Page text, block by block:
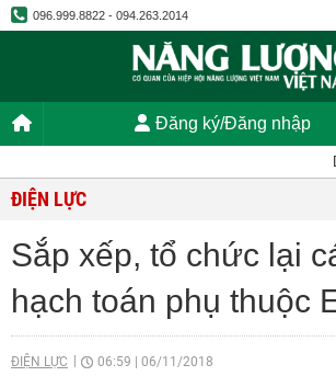
096.999.8822 - 094.263.2014
Đăng ký/Đăng nhập
ĐIỆN LỰC
Sắp xếp, tổ chức lại
hạch toán phụ thuộc
ĐIỆN LỰC 06:59 06/11/2018